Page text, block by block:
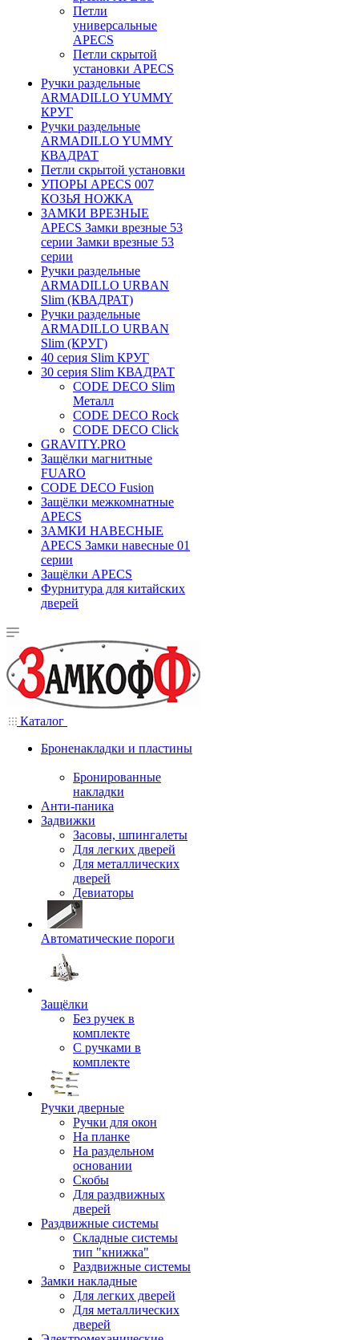
Петли
универсальные
APECS
Петли скрытой
установки APECS
Ручки раздельные
ARMADILLO YUMMY
КРУГ
Ручки раздельные
ARMADILLO YUMMY
КВАДРАТ
Петли скрытой установки
УПОРЫ APECS 007
КОЗЬЯ НОЖКА
ЗАМКИ ВРЕЗНЫЕ
APECS Замки врезные 53
серии Замки врезные 53
серии
Ручки раздельные
ARMADILLO URBAN
Slim (КВАДРАТ)
Ручки раздельные
ARMADILLO URBAN
Slim (КРУГ)
40 серия Slim КРУГ
30 серия Slim КВАДРАТ
CODE DECO Slim
Металл
CODE DECO Rock
CODE DECO Click
GRAVITY.PRO
Защёлки магнитные
FUARO
CODE DECO Fusion
Защёлки межкомнатные
APECS
ЗАМКИ НАВЕСНЫЕ
APECS Замки навесные 01
серии
Защёлки APECS
Фурнитура для китайских
дверей
Каталог
Броненакладки и пластины
Бронированные
накладки
Анти-паника
Задвижки
Засовы, шпингалеты
Для легких дверей
Для металлических
дверей
Девиаторы
Автоматические пороги
Защёлки
Без ручек в
комплекте
С ручками в
комплекте
Ручки дверные
Ручки для окон
На планке
На раздельном
основании
Скобы
Для раздвижных
дверей
Раздвижные системы
Складные системы
тип "книжка"
Раздвижные системы
Замки накладные
Для легких дверей
Для металлических
дверей